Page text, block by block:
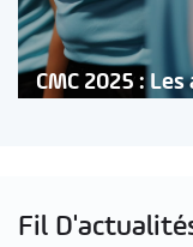
CMC 2025 :
Fil